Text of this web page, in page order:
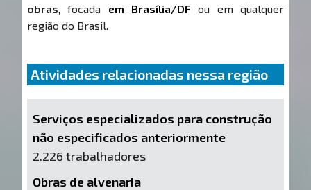
obras, focada em Brasília/DF ou em qualquer
região do Brasil.
Atividades relacionadas nessa região
Serviços especializados para construção
não especificados anteriormente
2.226 trabalhadores
Obras de alvenaria